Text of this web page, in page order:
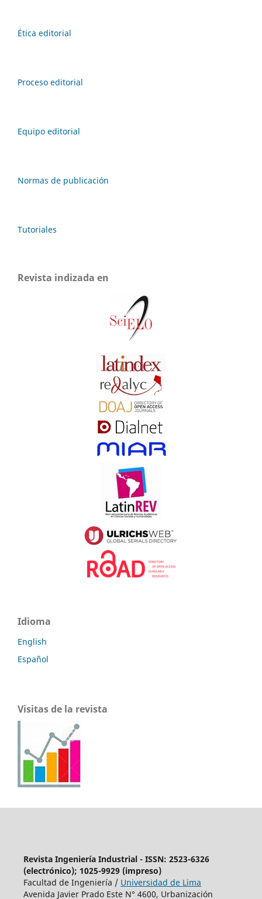
Ética editorial
Proceso editorial
Equipo editorial
Normas de publicación
Tutoriales
Revista indizada en
Idioma
English
Español
Visitas de la revista
Revista Ingeniería Industrial - ISSN: 2523-6326
(electrónico); 1025-9929 (impreso)
Facultad de Ingeniería / Universidad de Lima
Avenida Javier Prado Este N° 4600, Urbanización